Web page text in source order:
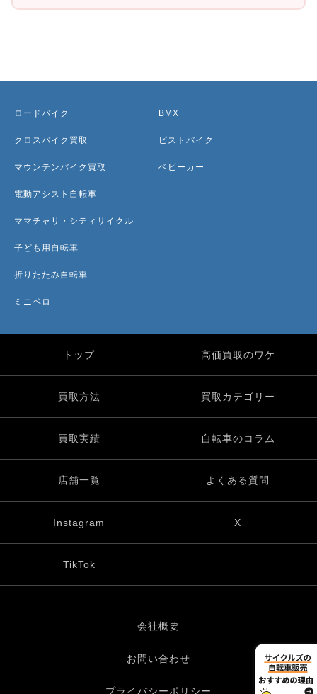
ロードバイク
クロスバイク買取
マウンテンバイク買取
電動アシスト自転車
ママチャリ・シティサイクル
子ども用自転車
折りたたみ自転車
ミニベロ
BMX
ピストバイク
ベビーカー
トップ 高価買取のワケ
買取方法 買取カテゴリー
買取実績 自転車のコラム
店舗一覧 よくある質問
Instagram X
TikTok
会社概要
お問い合わせ
プライバシーポリシー